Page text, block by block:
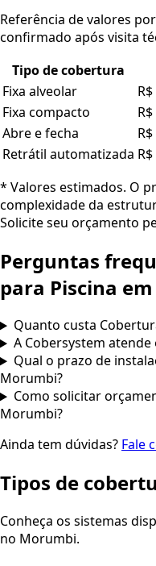
Referência de valores
confirmado após visita
Tipo de cobertura
Fixa alveolar
Fixa compacto
Abre e fecha
Retrátil automatizada
* Valores estimados. O
complexidade da
Solicite seu orçamento
Perguntas
para Piscina em
Quanto custa
A Cobersystem
Qual o prazo de
Morumbi?
Como solicitar
Morumbi?
Ainda tem dúvidas? Fale
Tipos de
Conheça os sistemas
no Morumbi.